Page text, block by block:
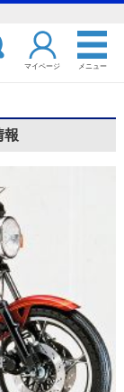
マイページ メニュー
報